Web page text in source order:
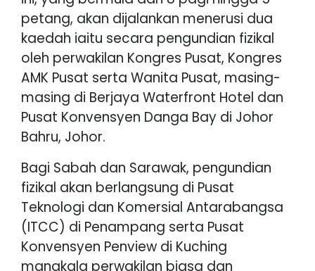
petang, akan dijalankan menerusi dua
kaedah iaitu secara pengundian fizikal
oleh perwakilan Kongres Pusat, Kongres
AMK Pusat serta Wanita Pusat, masing-
masing di Berjaya Waterfront Hotel dan
Pusat Konvensyen Danga Bay di Johor
Bahru, Johor.
Bagi Sabah dan Sarawak, pengundian
fizikal akan berlangsung di Pusat
Teknologi dan Komersial Antarabangsa
(ITCC) di Penampang serta Pusat
Konvensyen Penview di Kuching
manakala perwakilan biasa dan